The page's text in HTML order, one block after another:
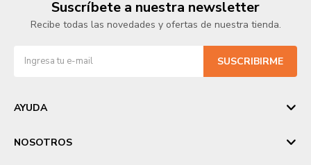
Suscríbete a nuestra newsletter
Recibe todas las novedades y ofertas de nuestra tienda.
SUSCRIBIRME
AYUDA
NOSOTROS